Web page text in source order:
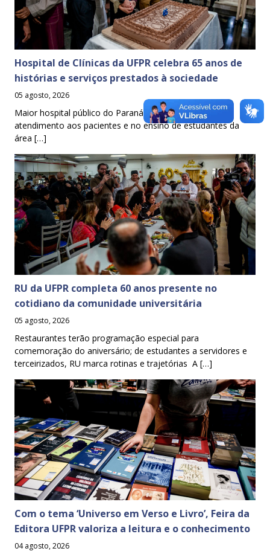
Hospital de Clínicas da UFPR celebra 65 anos de
histórias e serviços prestados à sociedade
05 agosto, 2026
Maior hospital público do Paraná é referência no
atendimento aos pacientes e no ensino de estudantes da
área […]
RU da UFPR completa 60 anos presente no
cotidiano da comunidade universitária
05 agosto, 2026
Restaurantes terão programação especial para
comemoração do aniversário; de estudantes a servidores e
terceirizados, RU marca rotinas e trajetórias A […]
Com o tema ‘Universo em Verso e Livro’, Feira da
Editora UFPR valoriza a leitura e o conhecimento
04 agosto, 2026